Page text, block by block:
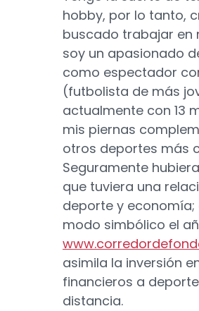
hobby, por lo tanto,
buscado trabajar en
soy un apasionado
como espectador
(futbolista de más
actualmente con 13
mis piernas
otros deportes más
Seguramente
que tuviera una
deporte y economía;
modo simbólico el
asimila la inversión
financieros a
distancia.